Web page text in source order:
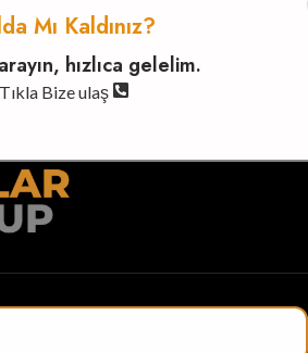
Mı Kaldınız?
hızlıca gelelim.
Tıkla Bize ulaş